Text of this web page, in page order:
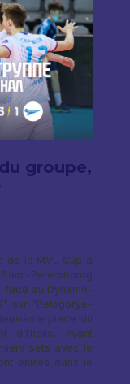
groupe,
de la MVL Cup à
Pétersbourg
face au Dynamo-
sur "Belogorye-
place du
difficile. Ayant
sets avec le
entrés dans le